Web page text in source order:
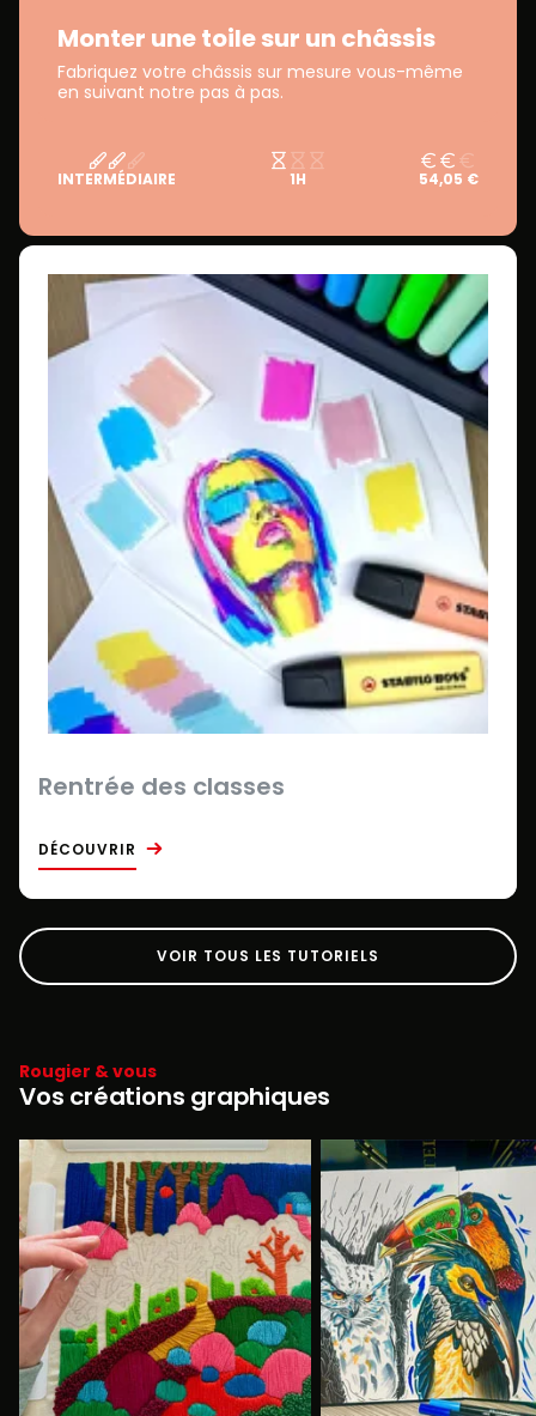
Monter une toile sur un châssis
Fabriquez votre châssis sur mesure vous-même
en suivant notre pas à pas.
INTERMÉDIAIRE 1H 54,05 €
Rentrée des classes
DÉCOUVRIR
VOIR TOUS LES TUTORIELS
Rougier & vous
Vos créations graphiques